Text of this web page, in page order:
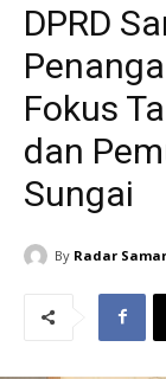
DPRD
Fokus
dan
Sungai
By Radar